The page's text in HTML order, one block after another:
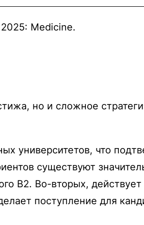
Medicine.
но и сложное
университетов, что
существуют
B2. Во-вторых,
поступление для